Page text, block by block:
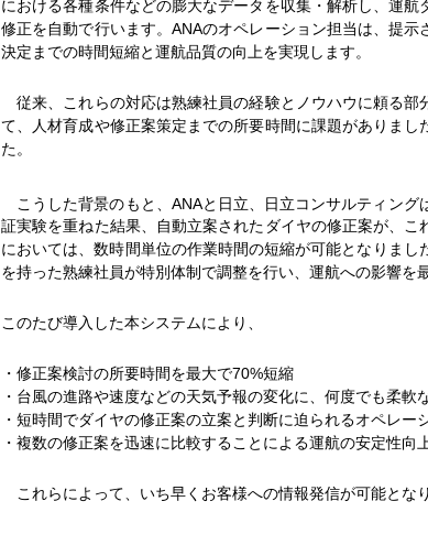
における各種条件などの膨大なデータを収集・解析し、運
修正を自動で行います。ANAのオペレーション担当は、提
決定までの時間短縮と運航品質の向上を実現します。
従来、これらの対応は熟練社員の経験とノウハウに頼る
て、人材育成や修正案策定までの所要時間に課題がありま
た。
こうした背景のもと、ANAと日立、日立コンサルティン
証実験を重ねた結果、自動立案されたダイヤの修正案が、
においては、数時間単位の作業時間の短縮が可能となりま
を持った熟練社員が特別体制で調整を行い、運航への影響を
このたび導入した本システムにより、
・修正案検討の所要時間を最大で70%短縮
・台風の進路や速度などの天気予報の変化に、何度でも柔軟
・短時間でダイヤの修正案の立案と判断に迫られるオペレー
・複数の修正案を迅速に比較することによる運航の安定性向
これらによって、いち早くお客様への情報発信が可能とな